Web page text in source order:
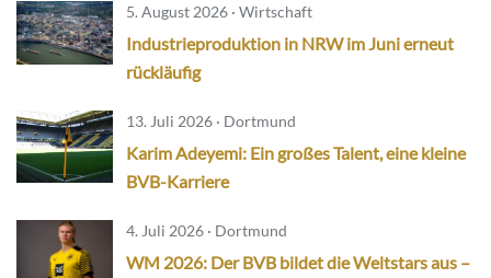
5. August 2026 · Wirtschaft
Industrieproduktion in NRW im Juni erneut
rückläufig
13. Juli 2026 · Dortmund
Karim Adeyemi: Ein großes Talent, eine kleine
BVB-Karriere
4. Juli 2026 · Dortmund
WM 2026: Der BVB bildet die Weltstars aus –